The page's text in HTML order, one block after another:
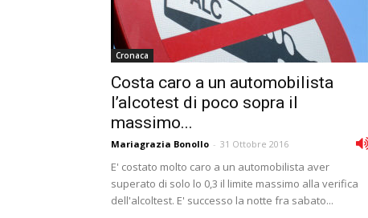
Cronaca
Costa caro a un automobilista
l’alcotest di poco sopra il
massimo...
Mariagrazia Bonollo - 31 Ottobre 2016
E' costato molto caro a un automobilista aver
superato di solo lo 0,3 il limite massimo alla verifica
dell'alcoltest. E' successo la notte fra sabato...